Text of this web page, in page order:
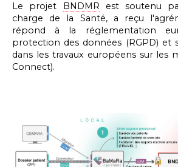
Le projet
BNDMR est soutenu
charge de la Santé, a reçu
répond à la réglementation
protection des données (RGPD) et
dans les travaux européens sur les
Connect).